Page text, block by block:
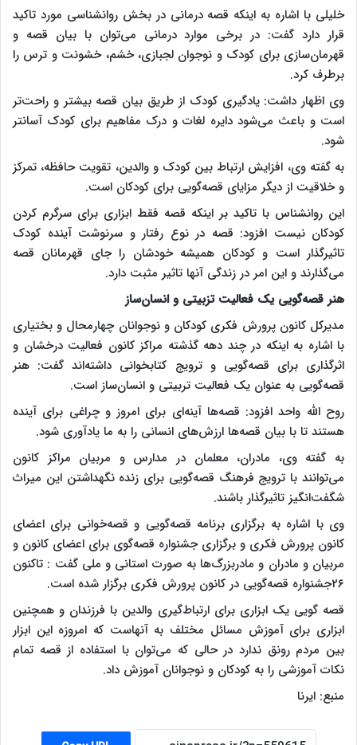
خلیلی با اشاره به اینکه قصه درمانی در بخش روانشناسی مورد تاکید
قرار دارد گفت: در برخی موارد درمانی می‌توان با بیان قصه و
قهرمان‌سازی برای کودک و نوجوان لجبازی، خشم، خشونت و ترس را
برطرف کرد.
وی اظهار داشت: یادگیری کودک از طریق بیان قصه بیشتر و راحت‌تر
است و باعث می‌شود دایره لغات و درک مفاهیم برای کودک آسانتر
شود.
به گفته وی، افزایش ارتباط بین کودک و والدین، تقویت حافظه، تمرکز
و خلاقیت از دیگر مزایای قصه‌گویی برای کودکان است.
این روانشناس با تاکید بر اینکه قصه فقط ابزاری برای سرگرم کردن
کودکان نیست افزود: قصه در نوع رفتار و سرنوشت آینده کودک
تاثیرگذار است و کودکان همیشه خودشان را جای قهرمانان قصه
می‌گذارند و این امر در زندگی آنها تاثیر مثبت دارد.
هنر قصه‌گویی یک فعالیت تزبیتی و انسان‌ساز
مدیرکل کانون پرورش فکری کودکان و نوجوانان چهارمحال و بختیاری
با اشاره به اینکه در چند دهه گذشته مراکز کانون فعالیت درخشان و
اثرگذاری برای قصه‌گویی و ترویج کتابخوانی داشته‌اند گفت: هنر
قصه‌گویی به عنوان یک فعالیت تربیتی و انسان‌ساز است.
روح الله واحد افزود: قصه‌ها آینه‌ای برای امروز و چراغی برای آینده
هستند تا با بیان قصه‌ها ارزش‌های انسانی را به ما یادآوری شود.
به گفته وی، مادران، معلمان در مدارس و مربیان مراکز کانون
می‌توانند با ترویج فرهنگ قصه‌گویی برای زنده نگهداشتن این میراث
شگفت‌انگیز تاثیرگذار باشند.
وی با اشاره به برگزاری برنامه قصه‌گویی و قصه‌خوانی برای اعضای
کانون پرورش فکری و برگزاری جشنواره قصه‌گوی برای اعضای کانون و
مربیان و مادران و مادربزرگ‌ها به صورت استانی و ملی گفت : تاکنون
۲۶جشنواره قصه‌گویی در کانون پرورش فکری برگزار شده است.
قصه گویی یک ابزاری برای ارتباط‌گیری والدین با فرزندان و همچنین
ابزاری برای آموزش مسائل مختلف به آنهاست که امروزه این ابزار
بین مردم رونق ندارد در حالی که می‌توان با استفاده از قصه تمام
نکات آموزشی را به کودکان و نوجوانان آموزش داد.
منبع: ایرنا